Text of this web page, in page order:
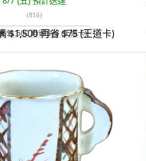
(816)
$1,500 再省 $75 (王道卡)